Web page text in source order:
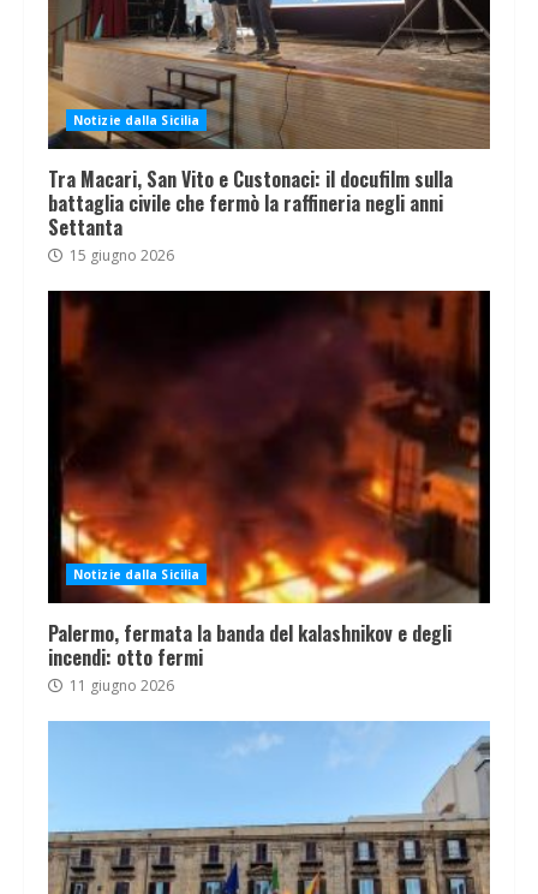
Notizie dalla Sicilia
Tra Macari, San Vito e Custonaci: il docufilm sulla
battaglia civile che fermò la raffineria negli anni
Settanta
15 giugno 2026
Notizie dalla Sicilia
Palermo, fermata la banda del kalashnikov e degli
incendi: otto fermi
11 giugno 2026